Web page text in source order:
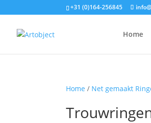
+31 (0)164-256845
Home
Home / Net gemaakt